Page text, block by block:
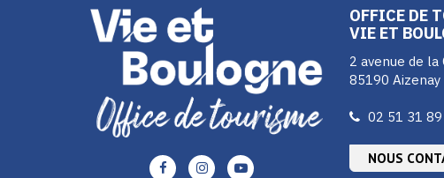
Lien
Lien
Lien
OFFICE DE
VIE ET
2 avenue de la
85190 Aizenay
02 51 31
NOUS